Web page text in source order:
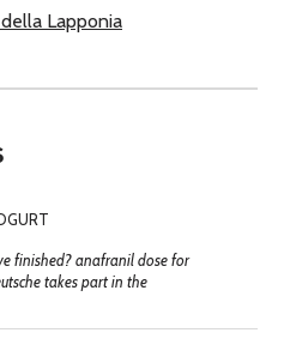
Lapponia
finished? anafranil dose for
takes part in the